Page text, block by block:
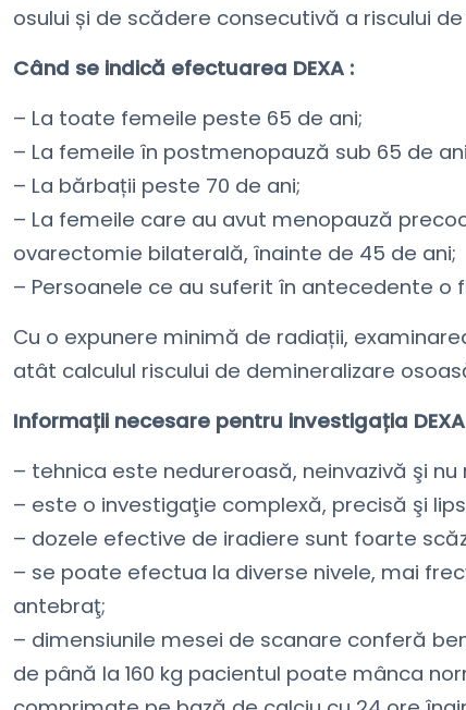
osului și de scădere consecutivă a riscului
Când se indică efectuarea DEXA :
– La toate femeile peste 65 de ani;
– La femeile în postmenopauză sub 65 de
– La bărbații peste 70 de ani;
– La femeile care au avut menopauză
ovarectomie bilaterală, înainte de 45 de ani;
– Persoanele ce au suferit în antecedente
Cu o expunere minimă de radiații,
atât calculul riscului de demineralizare
Informații necesare pentru investigația DEXA
– tehnica este nedureroasă, neinvazivă şi nu
– este o investigaţie complexă, precisă şi
– dozele efective de iradiere sunt foarte
– se poate efectua la diverse nivele, mai
antebraţ;
– dimensiunile mesei de scanare conferă
de până la 160 kg pacientul poate mânca